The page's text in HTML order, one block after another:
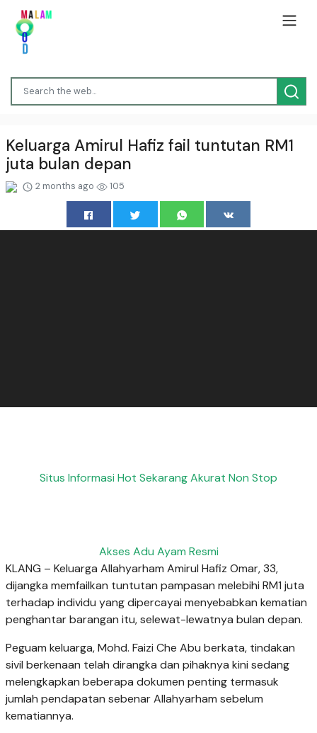
Keluarga Amirul Hafiz fail tuntutan RM1
juta bulan depan
2 months ago 105
Situs Informasi Hot Sekarang Akurat Non Stop
Akses Adu Ayam Resmi
KLANG – Keluarga Allahyarham Amirul Hafiz Omar, 33,
dijangka memfailkan tuntutan pampasan melebihi RM1 juta
terhadap individu yang dipercayai menyebabkan kematian
penghantar barangan itu, selewat-lewatnya bulan depan.
Peguam keluarga, Mohd. Faizi Che Abu berkata, tindakan
sivil berkenaan telah dirangka dan pihaknya kini sedang
melengkapkan beberapa dokumen penting termasuk
jumlah pendapatan sebenar Allahyarham sebelum
kematiannya.